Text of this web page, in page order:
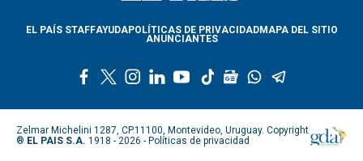
EL PAÍS STAFFAYUDAPOLÍTICAS DE PRIVACIDADMAPA DEL SITIO
ANUNCIANTES
c
e
b
w
i
t
s
t
a
l
n
k
e
y
u
u
t
k
o
g
o
l
w
a
s
l
e
g
Zelmar Michelini 1287, CP.11100, Montevideo, Uruguay. Copyright
® EL PAIS S.A. 1918 - 2026 - Políticas de privacidad